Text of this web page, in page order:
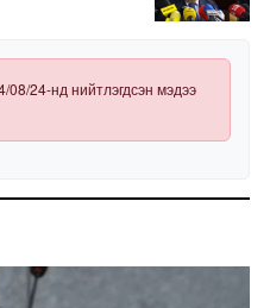
24-нд нийтлэгдсэн мэдээ